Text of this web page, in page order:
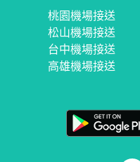
桃園機場接送
松山機場接送
台中機場接送
高雄機場接送